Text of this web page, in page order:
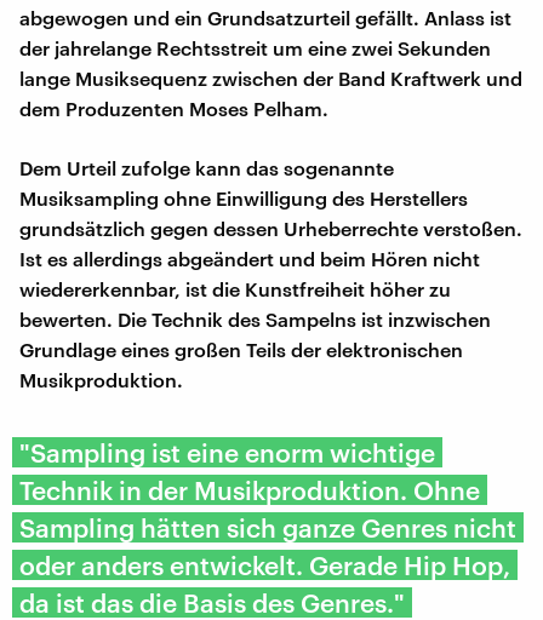
abgewogen und ein Grundsatzurteil gefällt. Anlass ist
der jahrelange Rechtsstreit um eine zwei Sekunden
lange Musiksequenz zwischen der Band Kraftwerk und
dem Produzenten Moses Pelham.
Dem Urteil zufolge kann das sogenannte
Musiksampling ohne Einwilligung des Herstellers
grundsätzlich gegen dessen Urheberrechte verstoßen.
Ist es allerdings abgeändert und beim Hören nicht
wiedererkennbar, ist die Kunstfreiheit höher zu
bewerten. Die Technik des Sampelns ist inzwischen
Grundlage eines großen Teils der elektronischen
Musikproduktion.
"Sampling ist eine enorm wichtige
Technik in der Musikproduktion. Ohne
Sampling hätten sich ganze Genres nicht
oder anders entwickelt. Gerade Hip Hop,
da ist das die Basis des Genres."